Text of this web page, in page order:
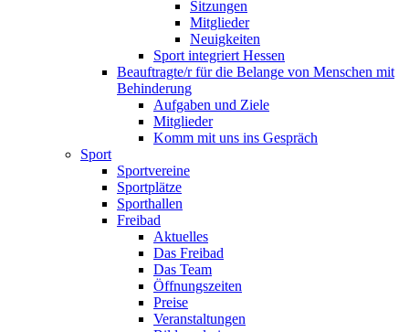
Sitzungen
Mitglieder
Neuigkeiten
Sport integriert Hessen
Beauftragte/r für die Belange von Menschen mit
Behinderung
Aufgaben und Ziele
Mitglieder
Komm mit uns ins Gespräch
Sport
Sportvereine
Sportplätze
Sporthallen
Freibad
Aktuelles
Das Freibad
Das Team
Öffnungszeiten
Preise
Veranstaltungen